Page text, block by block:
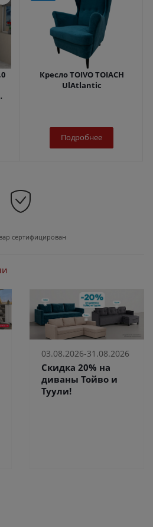
Кресло TOIVO TOIACH
UlAtlantic
Подробнее
сертифицирован
03.08.2026-31.08.2026
Скидка 20% на
диваны Тойво и
Туули!